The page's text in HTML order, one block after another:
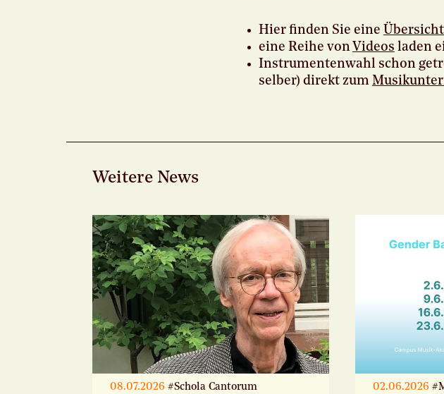
Hier finden Sie eine
eine Reihe von Videos laden
Instrumentenwahl schon
selber) direkt zum
Weitere News
08.07.2026 #Schola Cantorum
02.06.2026